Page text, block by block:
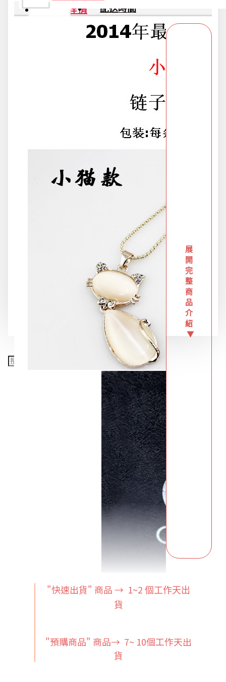
衛浴用品
商品詳情 配送時間
展
開
完
整
商
品
介
紹
▼
"快速出貨" 商品 → 1~2 個工作天出
貨
"預購商品" 商品→ 7~ 10個工作天出
貨